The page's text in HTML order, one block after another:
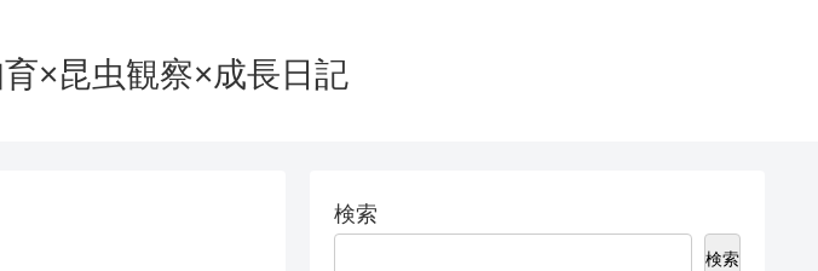
×昆虫観察×成長日記
検索
検索